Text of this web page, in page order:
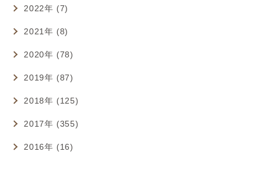
2022年 (7)
2021年 (8)
2020年 (78)
2019年 (87)
2018年 (125)
2017年 (355)
2016年 (16)